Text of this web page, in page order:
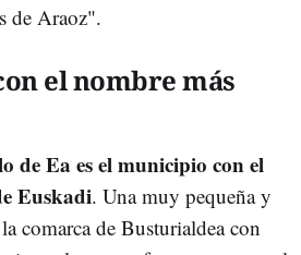
de Araoz".
el nombre más
de Ea es el municipio con el
Euskadi. Una muy pequeña y
comarca de Busturialdea con